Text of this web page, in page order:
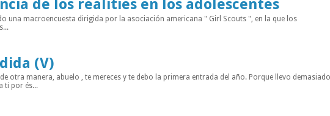
de los realities en los adolescentes
una macroencuesta dirigida por la asociación americana " Girl Scouts ", en la que los
(V)
otra manera, abuelo , te mereces y te debo la primera entrada del año. Porque llevo demasiado
ti por és...